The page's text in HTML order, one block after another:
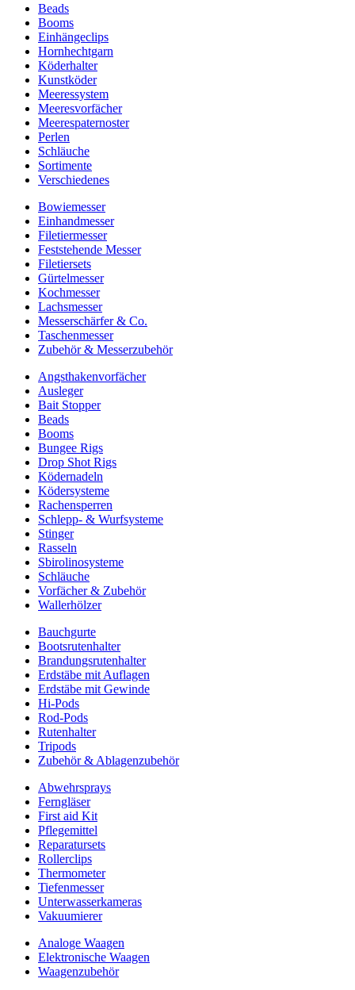
Beads
Booms
Einhängeclips
Hornhechtgarn
Köderhalter
Kunstköder
Meeressystem
Meeresvorfächer
Meerespaternoster
Perlen
Schläuche
Sortimente
Verschiedenes
Bowiemesser
Einhandmesser
Filetiermesser
Feststehende Messer
Filetiersets
Gürtelmesser
Kochmesser
Lachsmesser
Messerschärfer & Co.
Taschenmesser
Zubehör & Messerzubehör
Angsthakenvorfächer
Ausleger
Bait Stopper
Beads
Booms
Bungee Rigs
Drop Shot Rigs
Ködernadeln
Ködersysteme
Rachensperren
Schlepp- & Wurfsysteme
Stinger
Rasseln
Sbirolinosysteme
Schläuche
Vorfächer & Zubehör
Wallerhölzer
Bauchgurte
Bootsrutenhalter
Brandungsrutenhalter
Erdstäbe mit Auflagen
Erdstäbe mit Gewinde
Hi-Pods
Rod-Pods
Rutenhalter
Tripods
Zubehör & Ablagenzubehör
Abwehrsprays
Ferngläser
First aid Kit
Pflegemittel
Reparatursets
Rollerclips
Thermometer
Tiefenmesser
Unterwasserkameras
Vakuumierer
Analoge Waagen
Elektronische Waagen
Waagenzubehör